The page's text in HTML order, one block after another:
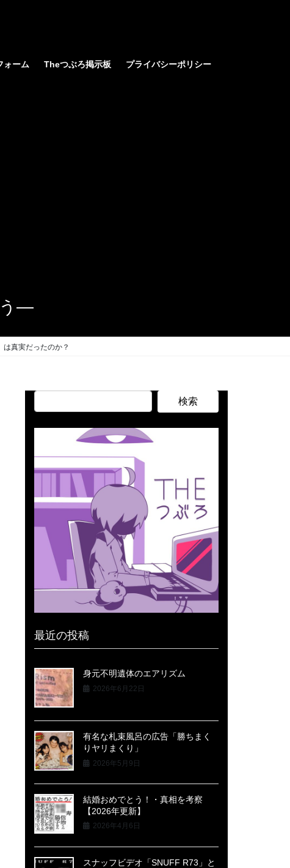
ォーム Theつぶろ掲示板 プライバシーポリシー
―
は真実だったのか？
最近の投稿
身元不明遺体のエアリズム
2026年6月22日
有名な札束風呂の広告「勝ちまく
りヤリまくり」
2026年5月9日
結婚おめでとう！・真相を考察
【2026年更新】
2026年4月6日
スナッフビデオ「SNUFF R73」と